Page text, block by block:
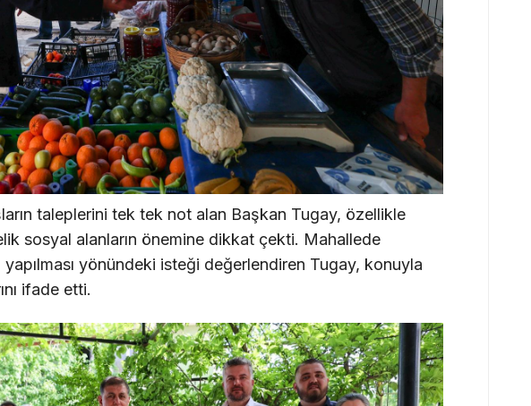
taleplerini tek tek not alan Başkan Tugay, özellikle
sosyal alanların önemine dikkat çekti. Mahallede
yönündeki isteği değerlendiren Tugay, konuyla
ifade etti.